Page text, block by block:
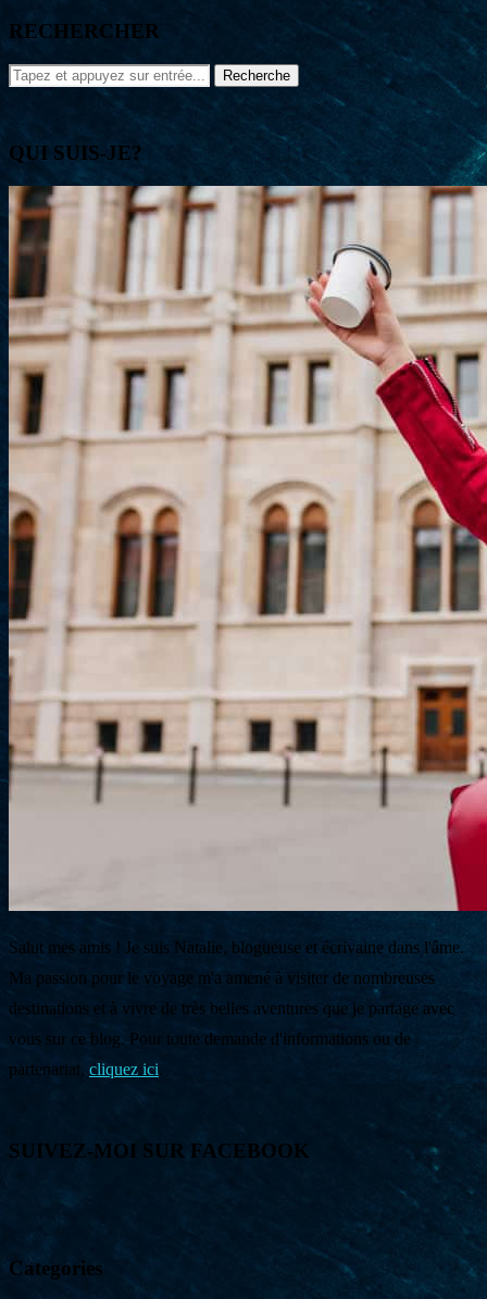
RECHERCHER
QUI SUIS-JE?
Salut mes amis ! Je suis Natalie, blogueuse et écrivaine dans l'âme.
Ma passion pour le voyage m'a amené à visiter de nombreuses
destinations et à vivre de très belles aventures que je partage avec
vous sur ce blog. Pour toute demande d'informations ou de
partenariat, cliquez ici.
SUIVEZ-MOI SUR FACEBOOK
Categories